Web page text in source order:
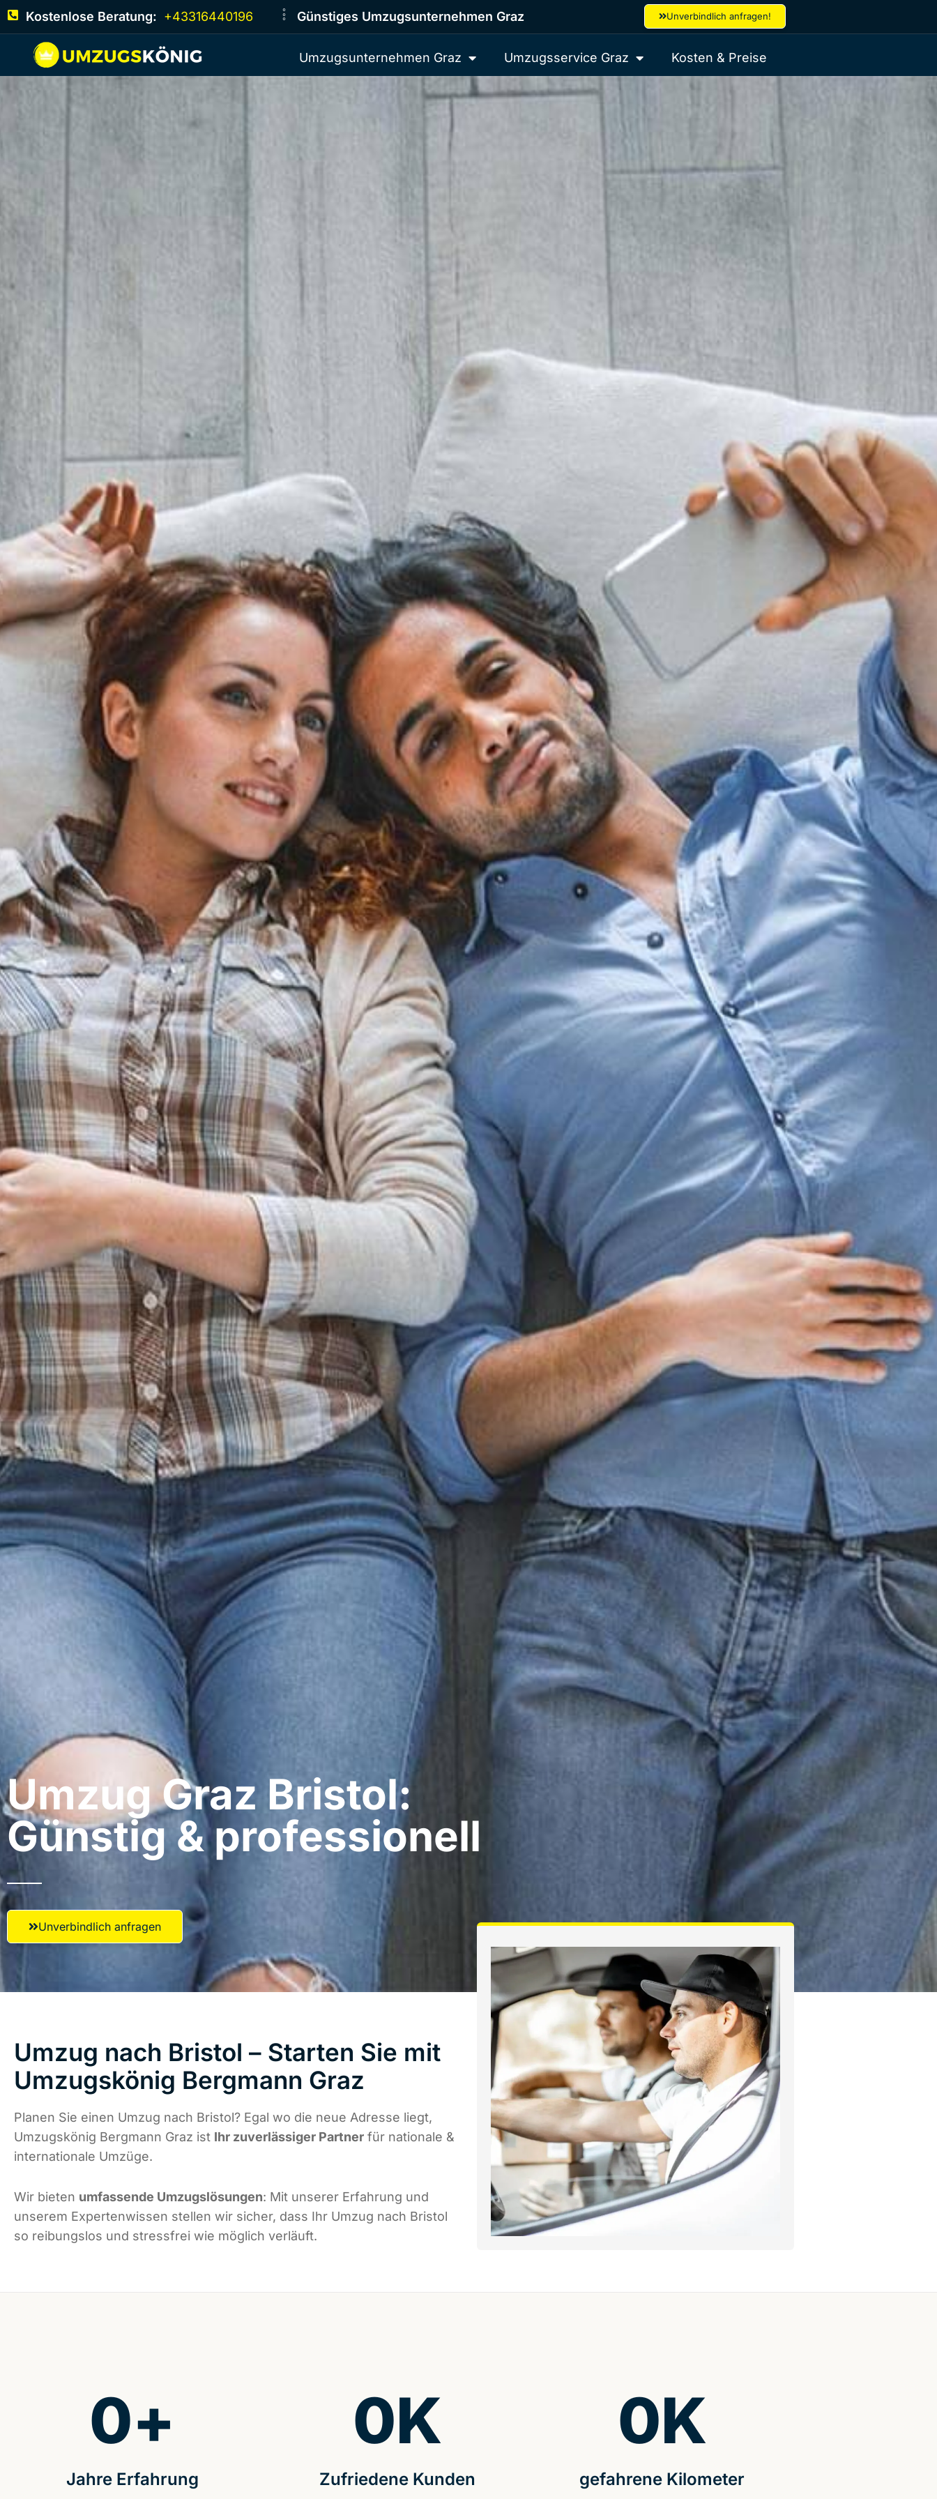
Kostenlose Beratung: +43316440196 Günstiges Umzugsunternehmen Graz Unverbindlich anfragen!
Umzugsunternehmen Graz Umzugsservice Graz Kosten & Preise
Umzug Graz​ Bristol:
Günstig & professionell​
Unverbindlich anfragen
Umzug nach Bristol – Starten Sie mit
Umzugskönig Bergmann Graz
Planen Sie einen Umzug nach Bristol? Egal wo die neue Adresse liegt,
Umzugskönig Bergmann Graz ist Ihr zuverlässiger Partner für nationale &
internationale Umzüge.
Wir bieten umfassende Umzugslösungen: Mit unserer Erfahrung und
unserem Expertenwissen stellen wir sicher, dass Ihr Umzug nach Bristol
so reibungslos und stressfrei wie möglich verläuft.
Jahre Erfahrung
0+
Zufriedene Kunden
0K
gefahrene Kilometer
0K